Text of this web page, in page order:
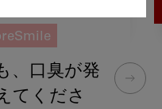
、口臭が発
てくださ